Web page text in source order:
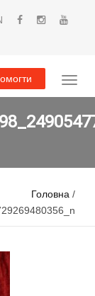
Головна /